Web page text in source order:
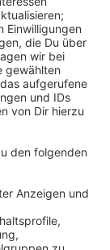
Hengtegebiet
um die
sich
will die
Schritt
auf dem
seiner
Möglichkeit,
die sowieso
es dadurch
für